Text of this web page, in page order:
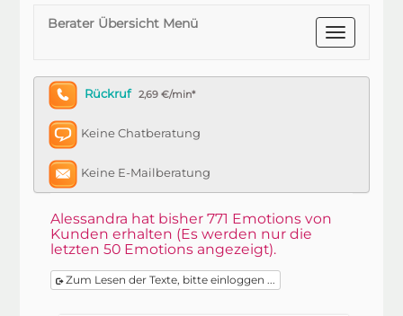
Berater Übersicht Menü
Rückruf 2,69 €/min*
Keine Chatberatung
Keine E-Mailberatung
Alessandra hat bisher 771 Emotions von
Kunden erhalten (Es werden nur die
letzten 50 Emotions angezeigt).
Zum Lesen der Texte, bitte einloggen ...